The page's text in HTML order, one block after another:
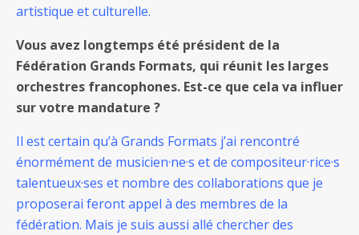
artistique et culturelle.
Vous avez longtemps été président de la
Fédération Grands Formats, qui réunit les larges
orchestres francophones. Est-ce que cela va influer
sur votre mandature ?
Il est certain qu’à Grands Formats j’ai rencontré
énormément de musicien·ne·s et de compositeur·rice·s
talentueux·ses et nombre des collaborations que je
proposerai feront appel à des membres de la
fédération. Mais je suis aussi allé chercher des